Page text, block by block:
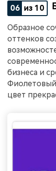
06 из 10
Образное
оттенков
бизнеса и
цвет